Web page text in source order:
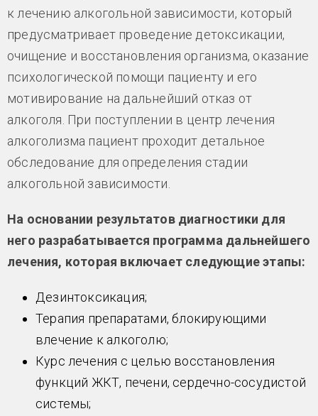
к лечению алкогольной зависимости, который
предусматривает проведение детоксикации,
очищение и восстановления организма, оказание
психологической помощи пациенту и его
мотивирование на дальнейший отказ от
алкоголя. При поступлении в центр лечения
алкоголизма пациент проходит детальное
обследование для определения стадии
алкогольной зависимости.
На основании результатов диагностики для
него разрабатывается программа дальнейшего
лечения, которая включает следующие этапы:
Дезинтоксикация;
Терапия препаратами, блокирующими
влечение к алкоголю;
Курс лечения с целью восстановления
функций ЖКТ, печени, сердечно-сосудистой
системы;